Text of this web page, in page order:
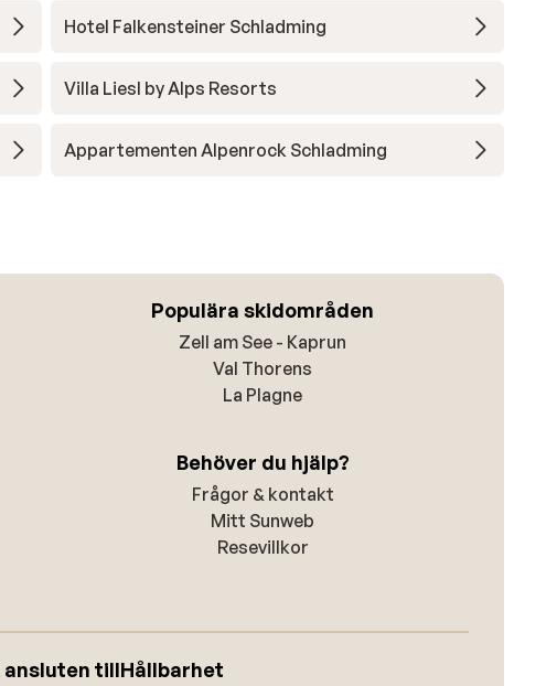
Hotel Falkensteiner Schladming
Villa Liesl by Alps Resorts
Appartementen Alpenrock Schladming
Populära skidområden
Zell am See - Kaprun
Val Thorens
La Plagne
Behöver du hjälp?
Frågor & kontakt
Mitt Sunweb
Resevillkor
ansluten tillHållbarhet